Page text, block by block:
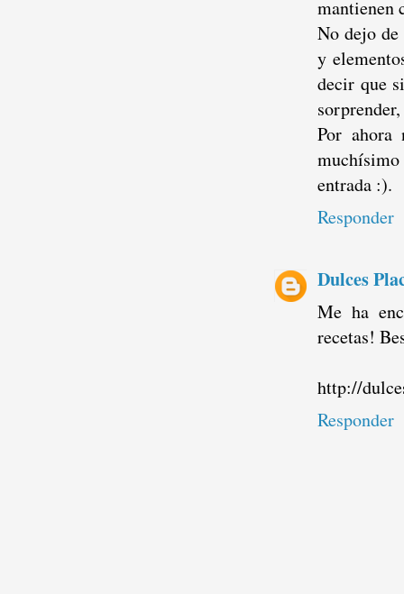
mantienen
No dejo
y
decir que
Por ahora
muchísimo
entrada :).
Responder
Dulces
Me ha
recetas!
http://
Responder